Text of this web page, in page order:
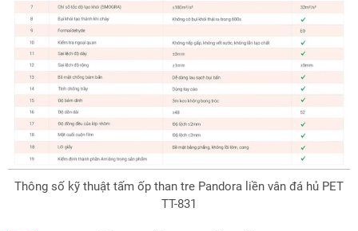
Thông số kỹ thuật tấm ốp than tre Pandora liền vân đá hủ PET
TT-831